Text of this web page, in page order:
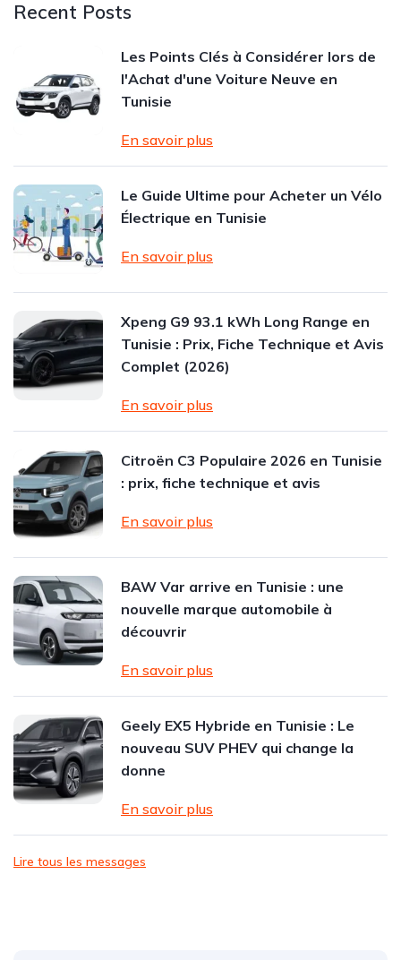
Recent Posts
Les Points Clés à Considérer lors de
l'Achat d'une Voiture Neuve en
Tunisie
En savoir plus
Le Guide Ultime pour Acheter un Vélo
Électrique en Tunisie
En savoir plus
Xpeng G9 93.1 kWh Long Range en
Tunisie : Prix, Fiche Technique et Avis
Complet (2026)
En savoir plus
Citroën C3 Populaire 2026 en Tunisie
: prix, fiche technique et avis
En savoir plus
BAW Var arrive en Tunisie : une
nouvelle marque automobile à
découvrir
En savoir plus
Geely EX5 Hybride en Tunisie : Le
nouveau SUV PHEV qui change la
donne
En savoir plus
Lire tous les messages